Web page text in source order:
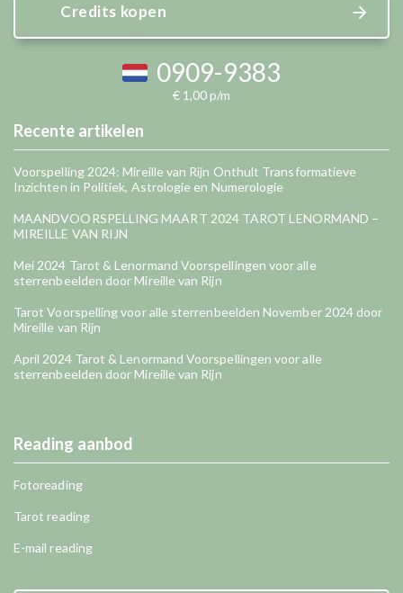
Credits kopen
0909-9383
€ 1,00 p/m
Recente artikelen
Voorspelling 2024: Mireille van Rijn Onthult Transformatieve
Inzichten in Politiek, Astrologie en Numerologie
MAANDVOORSPELLING MAART 2024 TAROT LENORMAND –
MIREILLE VAN RIJN
Mei 2024 Tarot & Lenormand Voorspellingen voor alle
sterrenbeelden door Mireille van Rijn
Tarot Voorspelling voor alle sterrenbeelden November 2024 door
Mireille van Rijn
April 2024 Tarot & Lenormand Voorspellingen voor alle
sterrenbeelden door Mireille van Rijn
Reading aanbod
Fotoreading
Tarot reading
E-mail reading